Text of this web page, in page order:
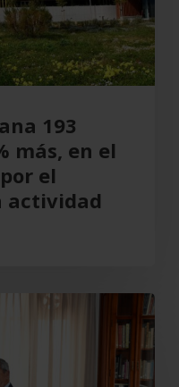
193
más, en el
el
actividad